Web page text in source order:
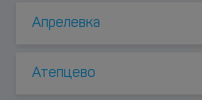
Апрелевка
Атепцево